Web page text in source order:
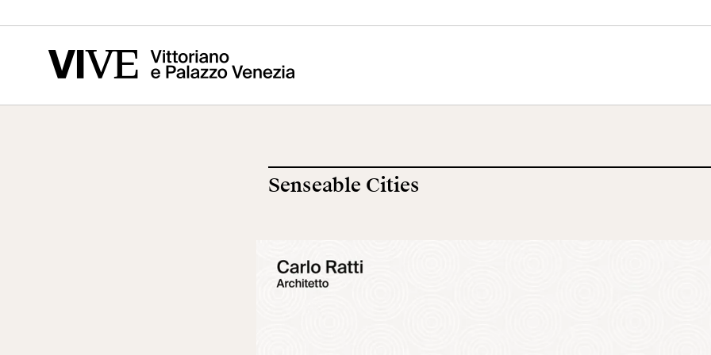
Scuole
Patria
del Risorgimento
Panoramica
Senseable Cities